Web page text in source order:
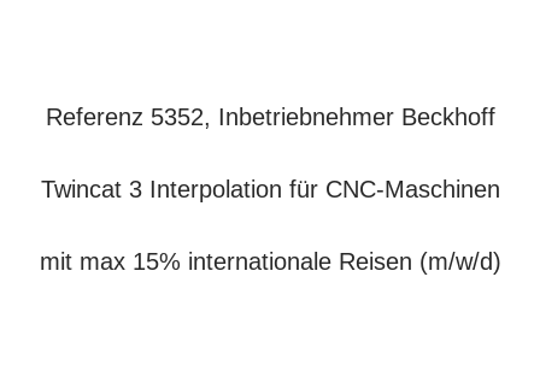
Referenz 5352, Inbetriebnehmer Beckhoff
Twincat 3 Interpolation für CNC-Maschinen
mit max 15% internationale Reisen (m/w/d)